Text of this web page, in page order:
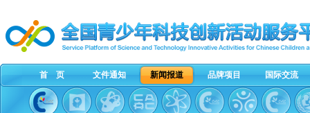
首 页 文件通知 新闻报道 品牌项目 国际交流